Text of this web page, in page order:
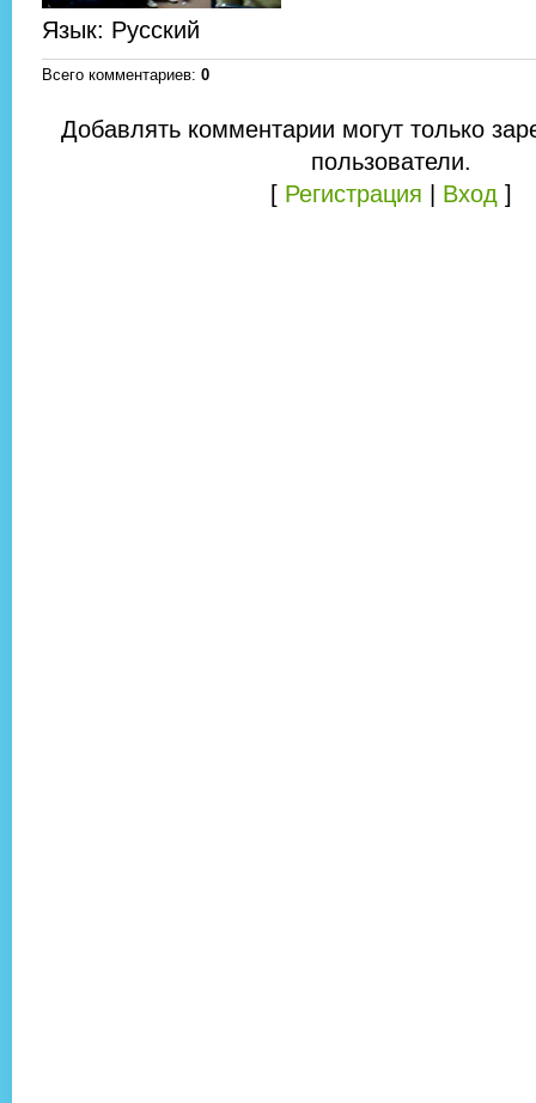
Язык: Русский
Всего комментариев: 0
Добавлять комментарии могут только
пользователи.
[ Регистрация Вход ]